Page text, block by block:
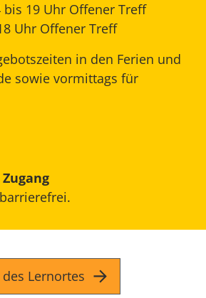
bis 19 Uhr Offener Treff
Uhr Offener Treff
in den Ferien und
sowie vormittags für
Lernortes